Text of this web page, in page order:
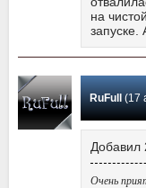
на
запуске.
RuFull(17
Добавил
Очень